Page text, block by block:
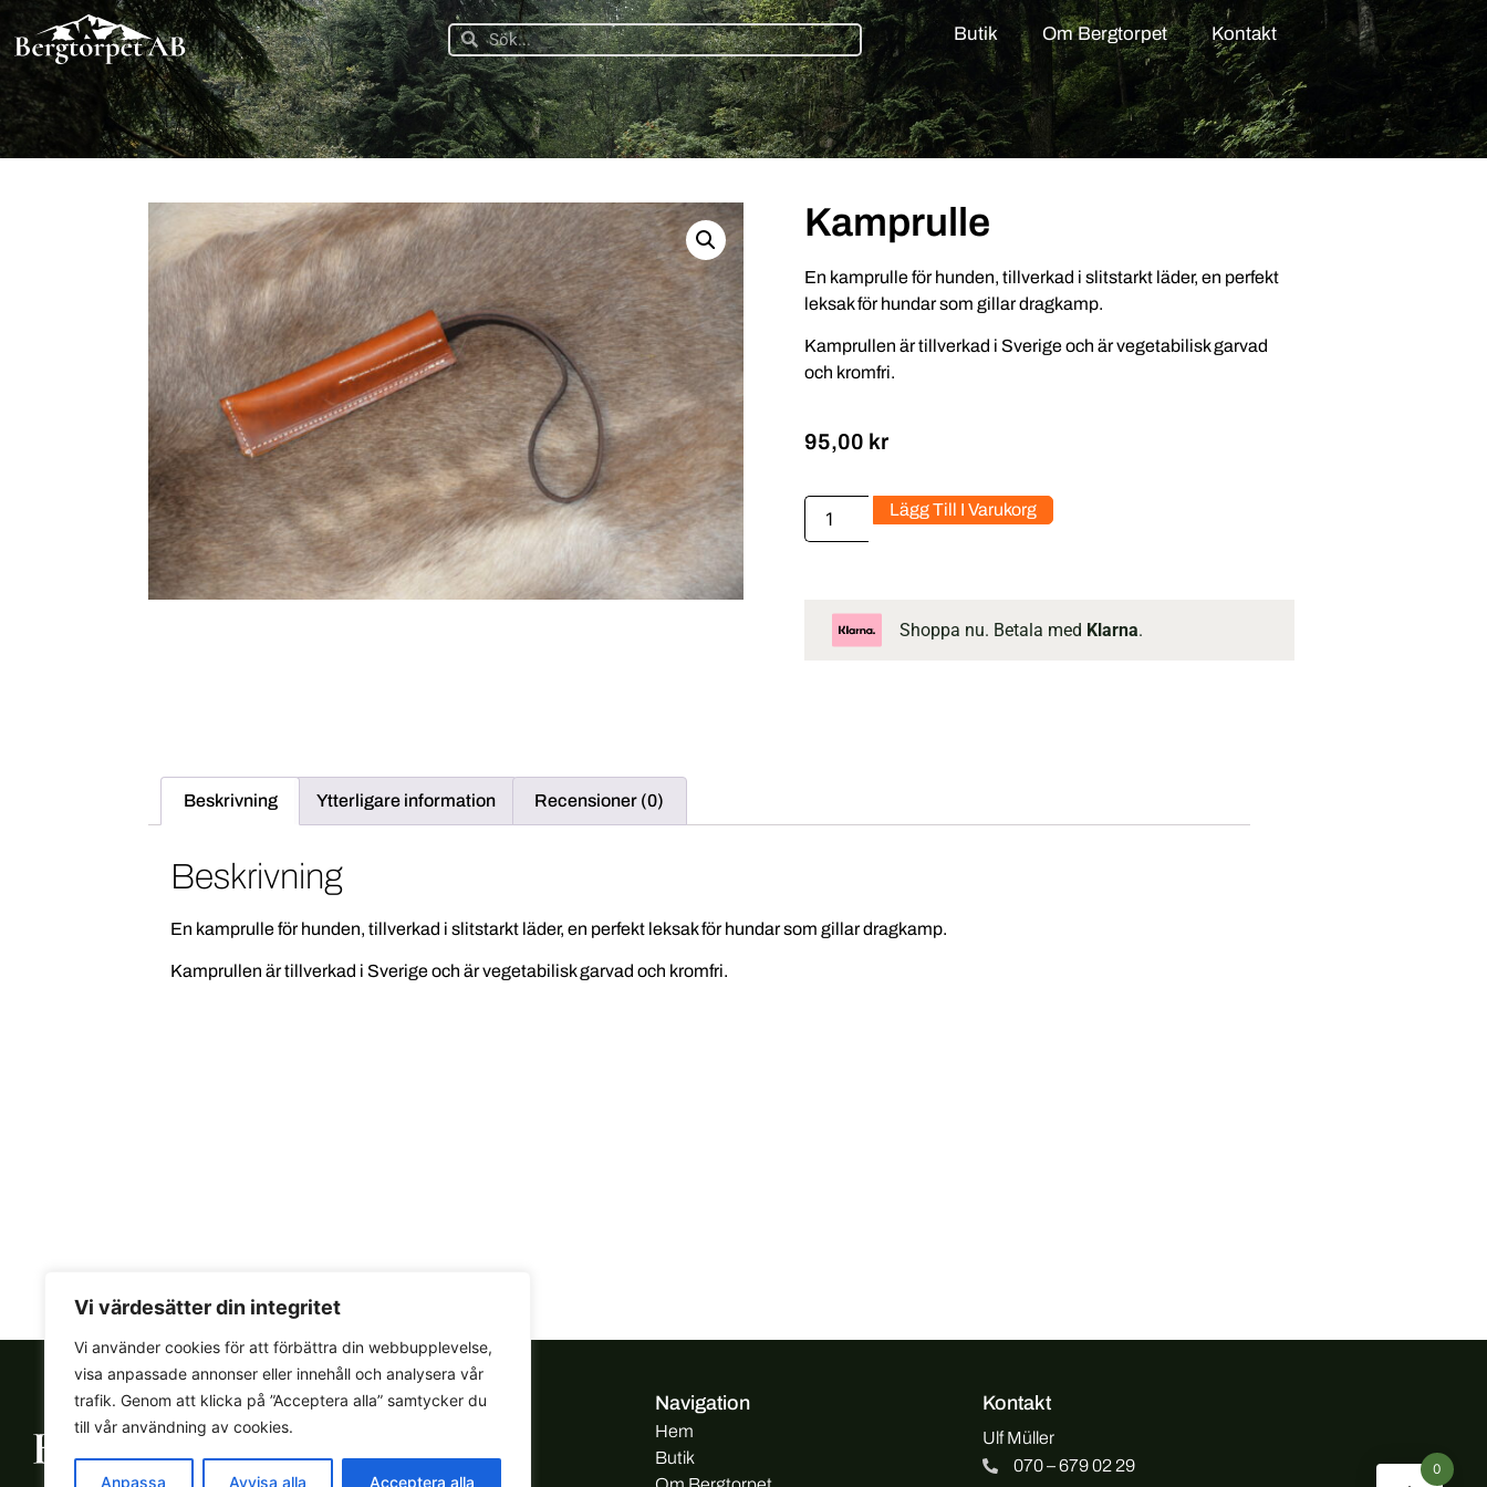
Vi värdesätter din integritet
Vi använder cookies för att förbättra din webbupplevelse,
visa anpassade annonser eller innehåll och analysera vår
trafik. Genom att klicka på ”Acceptera alla” samtycker du
till vår användning av cookies.
Anpassa Avvisa alla Acceptera alla
Butik Om Bergtorpet Kontakt
Kamprulle
En kamprulle för hunden, tillverkad i slitstarkt läder, en perfekt
leksak för hundar som gillar dragkamp.
Kamprullen är tillverkad i Sverige och är vegetabilisk garvad
och kromfri.
95,00 kr
Lägg Till I Varukorg
Shoppa nu. Betala med Klarna.
Beskrivning Ytterligare information Recensioner (0)
Beskrivning
En kamprulle för hunden, tillverkad i slitstarkt läder, en perfekt leksak för hundar som gillar dragkamp.
Kamprullen är tillverkad i Sverige och är vegetabilisk garvad och kromfri.
Navigation
Hem
Butik
Kontakt
Ulf Müller
070 – 679 02 29
0